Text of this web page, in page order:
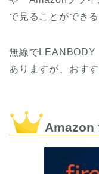
で見ることができ
無線でLEANBODY
ありますが、おす
Amazon